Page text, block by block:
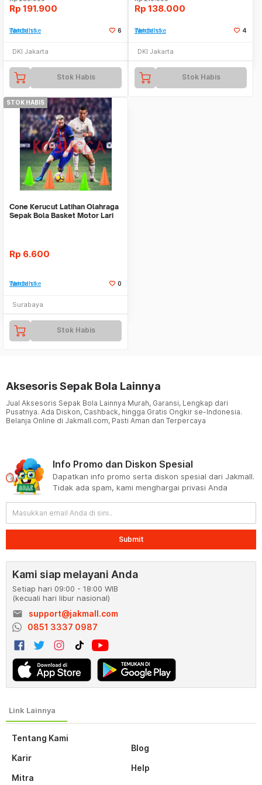
Rp 191.900
Tambah ke Watchlist 6
DKI Jakarta
Stok Habis
Rp 138.000
Tambah ke Watchlist 4
DKI Jakarta
Stok Habis
STOK HABIS
Cone Kerucut Latihan Olahraga
Sepak Bola Basket Motor Lari
Rp 6.600
Tambah ke Watchlist 0
Surabaya
Stok Habis
Aksesoris Sepak Bola Lainnya
Jual Aksesoris Sepak Bola Lainnya Murah, Garansi, Lengkap dari
Pusatnya. Ada Diskon, Cashback, hingga Gratis Ongkir se-Indonesia.
Belanja Online di Jakmall.com, Pasti Aman dan Terpercaya
Tentang Kami
Karir
Mitra
Blog
Help
Info Promo dan Diskon Spesial
Dapatkan info promo serta diskon spesial dari Jakmall.
Tidak ada spam, kami menghargai privasi Anda
Submit
Kami siap melayani Anda
Setiap hari 09:00 - 18:00 WIB
(kecuali hari libur nasional)
email
support@jakmall.com
0851 3337 0987